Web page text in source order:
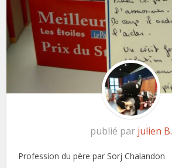
publié par julien B.
Profession du père par Sorj Chalandon